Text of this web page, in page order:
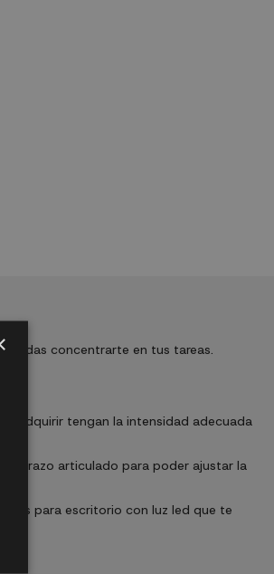
concentrarte en tus tareas.
adquirir tengan la intensidad adecuada
brazo articulado para poder ajustar la
para escritorio con luz led que te